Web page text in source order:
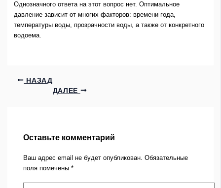
Однозначного ответа на этот вопрос нет. Оптимальное
давление зависит от многих факторов: времени года,
температуры воды, прозрачности воды, а также от конкретного
водоема.
НАЗАД
ДАЛЕЕ
Оставьте комментарий
Ваш адрес email не будет опубликован. Обязательные
поля помечены *